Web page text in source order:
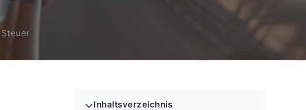
Inhaltsverzeichnis